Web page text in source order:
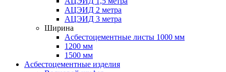
АЦЭИД 2 метра
АЦЭИД 3 метра
Ширина
Асбестоцементные листы 1000 мм
1200 мм
1500 мм
Асбестоцементные изделия